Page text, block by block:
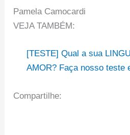
Pamela Camocardi
VEJA TAMBÉM:
[TESTE] Qual a sua
AMOR? Faça nosso teste
Compartilhe: